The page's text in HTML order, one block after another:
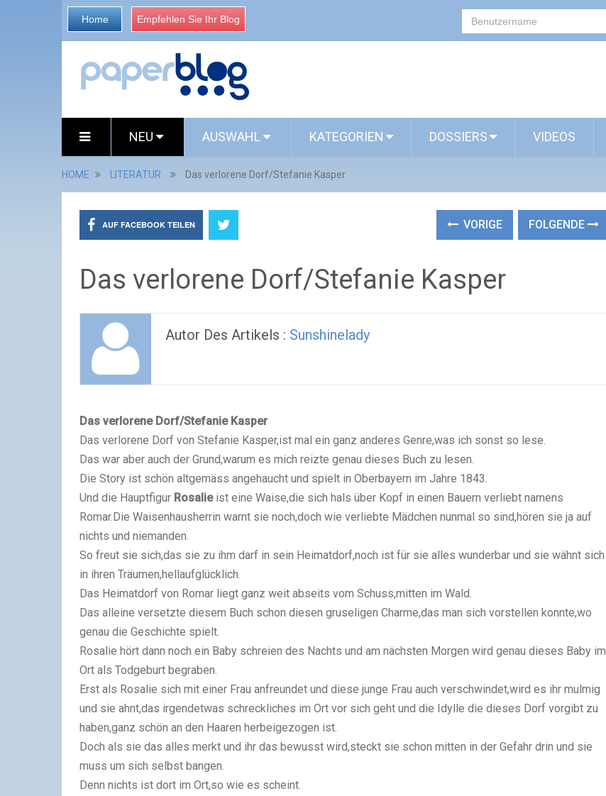
Home Empfehlen Sie Ihr Blog
NEU AUSWAHL KATEGORIEN DOSSIERS VIDEOS
HOME LITERATUR Das verlorene Dorf/Stefanie Kasper
AUF FACEBOOK TEILEN VORIGE FOLGENDE
Das verlorene Dorf/Stefanie Kasper
Autor Des Artikels : Sunshinelady
Das verlorene Dorf/Stefanie Kasper
Das verlorene Dorf von Stefanie Kasper,ist mal ein ganz anderes Genre,was ich sonst so lese.
Das war aber auch der Grund,warum es mich reizte genau dieses Buch zu lesen.
Die Story ist schön altgemäss angehaucht und spielt in Oberbayern im Jahre 1843.
Und die Hauptfigur Rosalieist eine Waise,die sich hals über Kopf in einen Bauern verliebt namens
Romar.Die Waisenhausherrin warnt sie noch,doch wie verliebte Mädchen nunmal so sind,hören sie ja auf
nichts und niemanden.
So freut sie sich,das sie zu ihm darf in sein Heimatdorf,noch ist für sie alles wunderbar und sie wähnt sich
in ihren Träumen,hellaufglücklich.
Das Heimatdorf von Romar liegt ganz weit abseits vom Schuss,mitten im Wald.
Das alleine versetzte diesem Buch schon diesen gruseligen Charme,das man sich vorstellen konnte,wo
genau die Geschichte spielt.
Rosalie hört dann noch ein Baby schreien des Nachts und am nächsten Morgen wird genau dieses Baby im
Ort als Todgeburt begraben.
Erst als Rosalie sich mit einer Frau anfreundet und diese junge Frau auch verschwindet,wird es ihr mulmig
und sie ahnt,das irgendetwas schreckliches im Ort vor sich geht und die Idylle die dieses Dorf vorgibt zu
haben,ganz schön an den Haaren herbeigezogen ist.
Doch als sie das alles merkt und ihr das bewusst wird,steckt sie schon mitten in der Gefahr drin und sie
muss um sich selbst bangen.
Denn nichts ist dort im Ort,so wie es scheint.